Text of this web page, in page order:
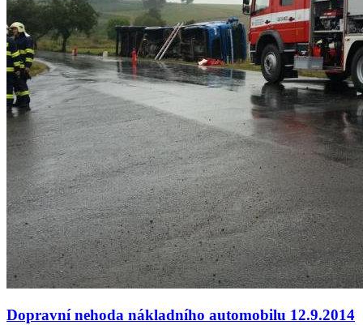
Dopravní nehoda nákladního automobilu 12.9.2014